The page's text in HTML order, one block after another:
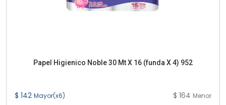
Papel Higienico Noble 30 Mt X 16 (funda X 4) 952
$ 142 Mayor(x6) $ 164 Menor